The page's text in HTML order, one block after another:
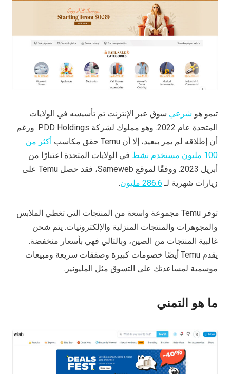
تيمو هو شرعي سوق عبر الإنترنت تم تأسيسه في الولايات
المتحدة عام 2022. وهو مملوك لشركة PDD Holdings. ورغم
أن إطلاقه لم يمر ببعيد، إلا أن Temu حقق مكاسب
أكثر من
100 مليون مستخدم نشط
في الولايات المتحدة اعتبارًا من
أبريل 2023. ووفقًا لموقع Sameweb، فقد حصل Temu على
زيارات شهرية لـ 286.6 مليون .
توفر Temu مجموعة واسعة من المنتجات التي تغطي الملابس
والمجوهرات والمنتجات المنزلية والإلكترونيات. يتم شحن
غالبية المنتجات من الصين، وبالتالي فهي بأسعار منخفضة.
يقدم Temu أيضًا خصومات كبيرة وصفقات سريعة ومبيعات
موسمية لمساعدتك على التسوق مثل المليونير.
ما هو التمني